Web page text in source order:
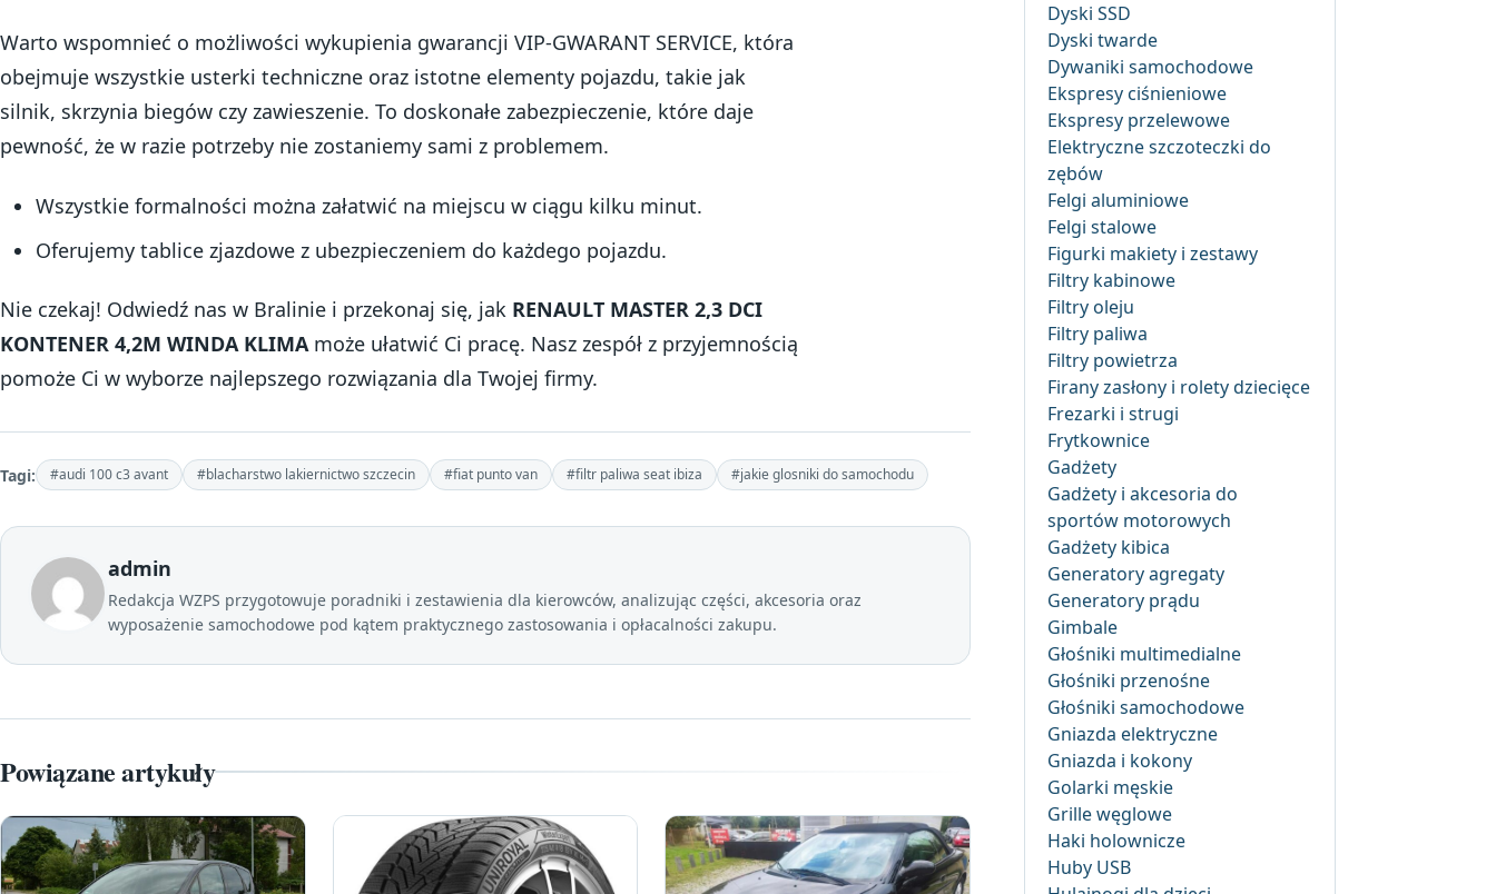
Warto wspomnieć o możliwości wykupienia gwarancji VIP-GWARANT SERVICE, która
obejmuje wszystkie usterki techniczne oraz istotne elementy pojazdu, takie jak
silnik, skrzynia biegów czy zawieszenie. To doskonałe zabezpieczenie, które daje
pewność, że w razie potrzeby nie zostaniemy sami z problemem.
Wszystkie formalności można załatwić na miejscu w ciągu kilku minut.
Oferujemy tablice zjazdowe z ubezpieczeniem do każdego pojazdu.
Nie czekaj! Odwiedź nas w Bralinie i przekonaj się, jak RENAULT MASTER 2,3 DCI
KONTENER 4,2M WINDA KLIMAmoże ułatwić Ci pracę. Nasz zespół z przyjemnością
pomoże Ci w wyborze najlepszego rozwiązania dla Twojej firmy.
Tagi: #audi 100 c3 avant #blacharstwo lakiernictwo szczecin #fiat punto van #filtr paliwa seat ibiza #jakie glosniki do samochodu
admin
Redakcja WZPS przygotowuje poradniki i zestawienia dla kierowców, analizując części, akcesoria oraz
wyposażenie samochodowe pod kątem praktycznego zastosowania i opłacalności zakupu.
Powiązane artykuły
Dyski SSD
Dyski twarde
Dywaniki samochodowe
Ekspresy ciśnieniowe
Ekspresy przelewowe
Elektryczne szczoteczki do
zębów
Felgi aluminiowe
Felgi stalowe
Figurki makiety i zestawy
Filtry kabinowe
Filtry oleju
Filtry paliwa
Filtry powietrza
Firany zasłony i rolety dziecięce
Frezarki i strugi
Frytkownice
Gadżety
Gadżety i akcesoria do
sportów motorowych
Gadżety kibica
Generatory agregaty
Generatory prądu
Gimbale
Głośniki multimedialne
Głośniki przenośne
Głośniki samochodowe
Gniazda elektryczne
Gniazda i kokony
Golarki męskie
Grille węglowe
Haki holownicze
Huby USB